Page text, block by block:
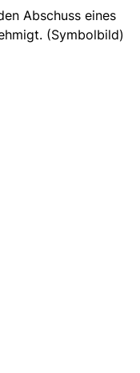
Abschuss eines
(Symbolbild)